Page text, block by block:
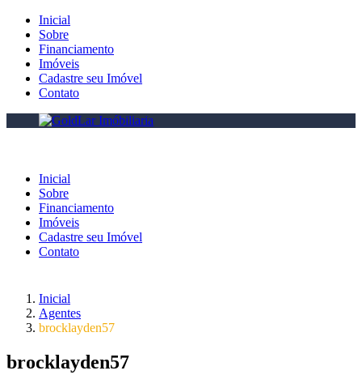
Inicial
Sobre
Financiamento
Imóveis
Cadastre seu Imóvel
Contato
Inicial
Sobre
Financiamento
Imóveis
Cadastre seu Imóvel
Contato
Inicial
Agentes
brocklayden57
brocklayden57